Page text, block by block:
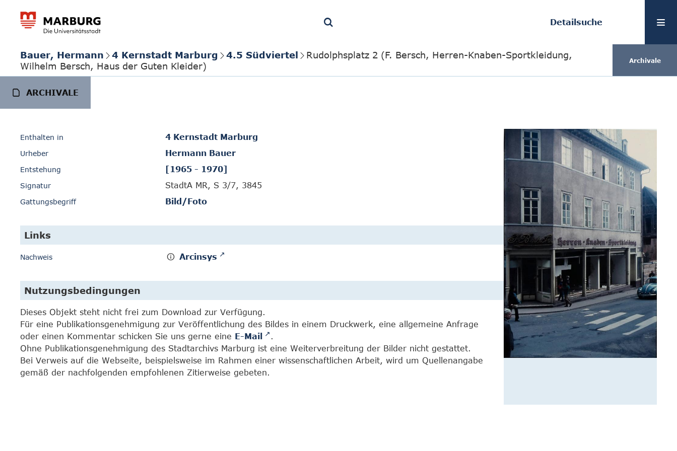
Detailsuche
Bauer, Hermann 4 Kernstadt Marburg 4.5 Südviertel
Rudolphsplatz 2 (F. Bersch, Herren-Knaben-Sportkleidung,
Wilhelm Bersch, Haus der Guten Kleider)
Archivale
ARCHIVALE
Enthalten in 4 Kernstadt Marburg
Urheber Hermann Bauer
Entstehung [1965 - 1970]
Signatur StadtA MR, S 3/7, 3845
Gattungsbegriff Bild/Foto
Links
Nachweis Arcinsys
Nutzungsbedingungen
Dieses Objekt steht nicht frei zum Download zur Verfügung.
Für eine Publikationsgenehmigung zur Veröffentlichung des Bildes in einem Druckwerk, eine allgemeine Anfrage
oder einen Kommentar schicken Sie uns gerne eine E-Mail
.
Ohne Publikationsgenehmigung des Stadtarchivs Marburg ist eine Weiterverbreitung der Bilder nicht gestattet.
Bei Verweis auf die Webseite, beispielsweise im Rahmen einer wissenschaftlichen Arbeit, wird um Quellenangabe
gemäß der nachfolgenden empfohlenen Zitierweise gebeten.